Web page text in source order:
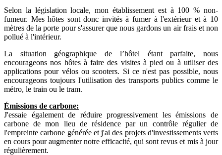
Selon la législation locale, mon établissement est à 100 % non-
fumeur. Mes hôtes sont donc invités à fumer à l'extérieur et à 10
mètres de la porte pour s'assurer que nous gardons un air frais et non
pollué à l'intérieur.
La situation géographique de l’hôtel étant parfaite, nous
encourageons nos hôtes à faire des visites à pied ou à utiliser des
applications pour vélos ou scooters. Si ce n'est pas possible, nous
encourageons toujours l'utilisation des transports publics comme le
métro, le train ou le tram.
Émissions de carbone:
J'essaie également de réduire progressivement les émissions de
carbone de mon lieu de résidence par un contrôle régulier de
l'empreinte carbone générée et j'ai des projets d'investissements verts
en cours pour augmenter notre efficacité, qui sont revus et mis à jour
régulièrement.